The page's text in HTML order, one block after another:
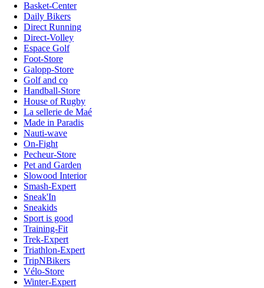
Basket-Center
Daily Bikers
Direct Running
Direct-Volley
Espace Golf
Foot-Store
Galopp-Store
Golf and co
Handball-Store
House of Rugby
La sellerie de Maé
Made in Paradis
Nauti-wave
On-Fight
Pecheur-Store
Pet and Garden
Slowood Interior
Smash-Expert
Sneak'In
Sneakids
Sport is good
Training-Fit
Trek-Expert
Triathlon-Expert
TripNBikers
Vélo-Store
Winter-Expert